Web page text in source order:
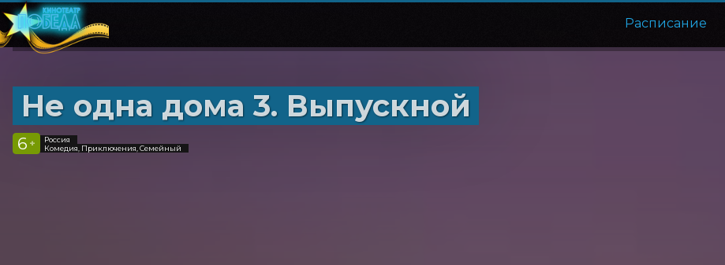
Расписание
Не одна дома 3. Выпускной
6 +
Россия
Комедия, Приключения, Семейный